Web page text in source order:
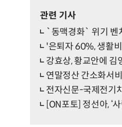
관련 기사
`동맥경화` 위기 벤
'은퇴자 60%, 생활
강효상, 황교안에
연말정산 간소화서
전자신문-국제전기
[ON포토] 정선아, ‘